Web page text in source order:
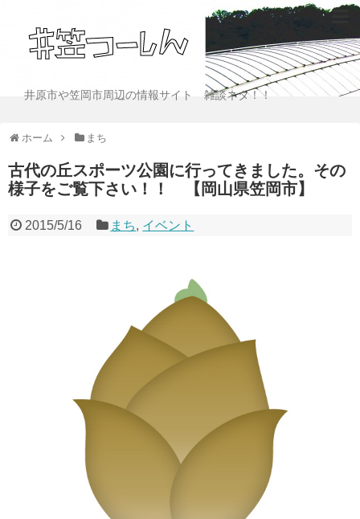
井原市や笠岡市周辺の情報サイト 雑談ネタ！！
ホーム まち
古代の丘スポーツ公園に行ってきました。その
様子をご覧下さい！！ 【岡山県笠岡市】
2015/5/16 まち, イベント